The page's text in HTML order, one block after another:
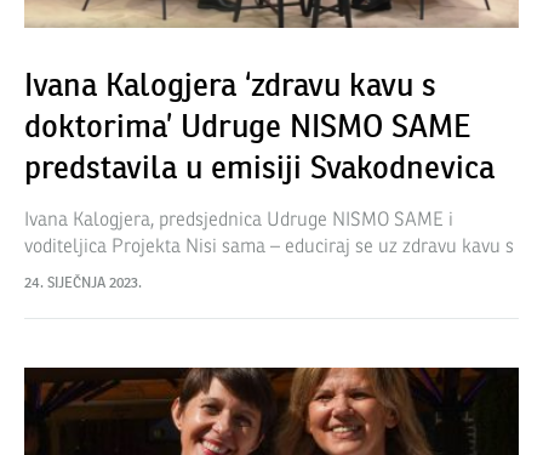
Ivana Kalogjera ‘zdravu kavu s
doktorima’ Udruge NISMO SAME
predstavila u emisiji Svakodnevica
Ivana Kalogjera, predsjednica Udruge NISMO SAME i
voditeljica Projekta Nisi sama – educiraj se uz zdravu kavu s
nama, 23. siječnja 2023. godine gostovala je uživo na OTV-u,
24. SIJEČNJA 2023.